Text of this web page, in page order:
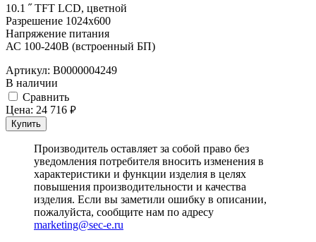
10.1 ˝ TFT LCD, цветной
Разрешение 1024x600
Напряжение питания
АС 100-240В (встроенный БП)
Артикул: В0000004249
В наличии
Cравнить
Цена: 24 716 руб.
Купить
Производитель оставляет за собой право без
уведомления потребителя вносить изменения в
характеристики и функции изделия в целях
повышения производительности и качества
изделия. Если вы заметили ошибку в описании,
пожалуйста, сообщите нам по адресу
marketing@sec-e.ru